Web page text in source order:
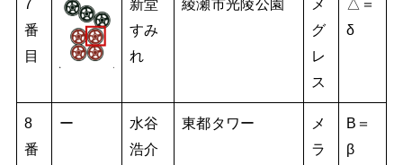
7
番
目
新堂
すみ
れ
綾瀬市光陵公園
メ
グ
レ
ス
△＝
δ
8
番
ー
水谷
浩介
東都タワー
メ
ラ
B＝
β